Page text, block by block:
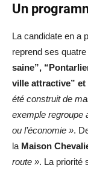
Un
La candidate en a
reprend ses
saine”,
ville attractive”
été construit de
exemple regroupe
ou l’économie ».
la Maison
route ». La priorité